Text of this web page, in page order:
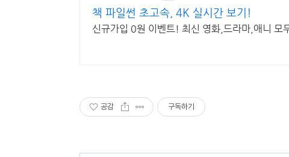
책 파일썬 초고속, 4K 실시간 보기!
신규가입 0원 이벤트! 최신 영화,드라마,애니 모
공감 구독하기